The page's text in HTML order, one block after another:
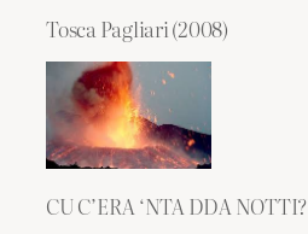
Tosca Pagliari (2008)
CU C’ERA ‘NTA DDA NOTTI?